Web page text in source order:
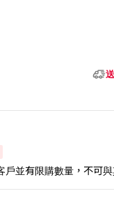
戶並有限購數量，不可